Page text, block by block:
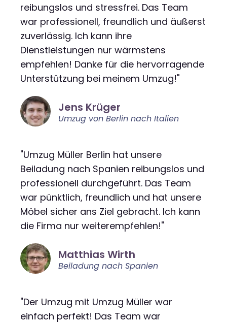
reibungslos und stressfrei. Das Team
war professionell, freundlich und äußerst
zuverlässig. Ich kann ihre
Dienstleistungen nur wärmstens
empfehlen! Danke für die hervorragende
Unterstützung bei meinem Umzug!"
Jens Krüger
Umzug von Berlin nach Italien
"Umzug Müller Berlin hat unsere
Beiladung nach Spanien reibungslos und
professionell durchgeführt. Das Team
war pünktlich, freundlich und hat unsere
Möbel sicher ans Ziel gebracht. Ich kann
die Firma nur weiterempfehlen!"
Matthias Wirth
Beiladung nach Spanien
"Der Umzug mit Umzug Müller war
einfach perfekt! Das Team war